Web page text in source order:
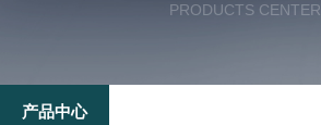
PRODUCTS CENTER
产品中心